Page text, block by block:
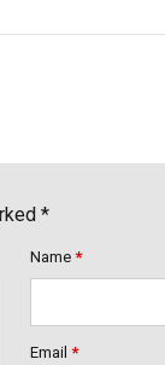
*
Name *
Email *